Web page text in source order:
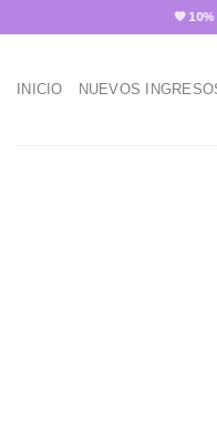
to
💜 10%
INICIO NUEVOS